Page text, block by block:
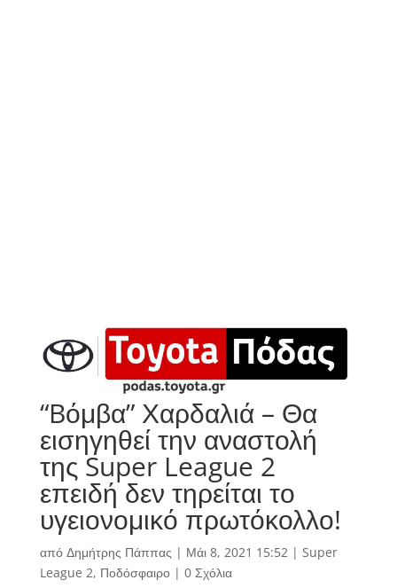
“Bόμβα” Χαρδαλιά – Θα
εισηγηθεί την αναστολή
της Super League 2
επειδή δεν τηρείται το
υγειονομικό πρωτόκολλο!
από Δημήτρης Πάππας | Μάι 8, 2021 15:52| Super
League 2, Ποδόσφαιρο| 0 Σχόλια